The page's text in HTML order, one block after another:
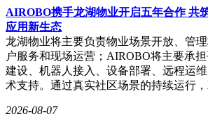
AIROBO携手龙湖物业开启五年合作 共
应用新生态
龙湖物业将主要负责物业场景开放、管
户服务和现场运营；AIROBO将主要承
建设、机器人接入、设备部署、远程运
术支持。通过真实社区场景的持续运行
2026-08-07